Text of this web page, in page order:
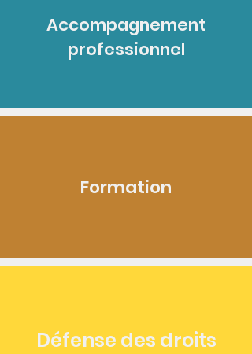
Accompagnement
professionnel
Formation
Défense des droits